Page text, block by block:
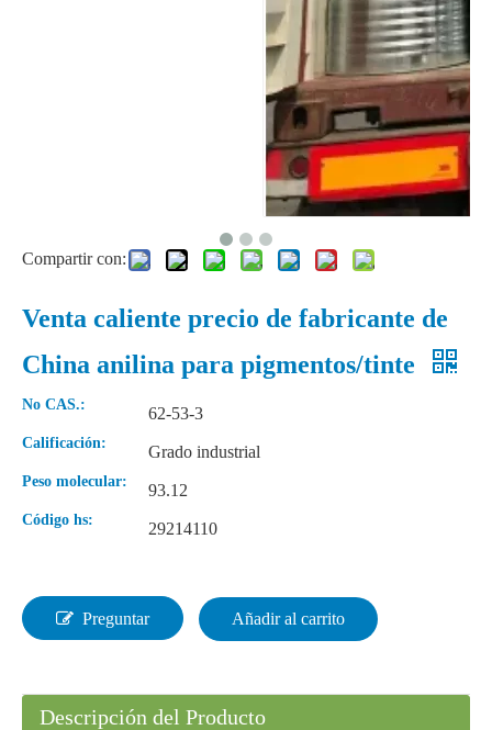
Compartir con:
Venta caliente precio de fabricante de
China anilina para pigmentos/tinte
No CAS.: 62-53-3
Calificación: Grado industrial
Peso molecular: 93.12
Código hs: 29214110
Preguntar Añadir al carrito
Descripción del Producto